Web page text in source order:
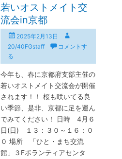
若いオストメイト交
流会in京都
投
稿
日
2025年2月13日
投
稿
20/40FGstaff
コメントす
る
今年も、春に京都府支部主催の
若いオストメイト交流会が開催
されます！！ 桜も咲いてる良
い季節、是非、京都に足を運ん
でみてください！ 日時 4月６
日(日) １３：３０～１６：０
０ 場所 「ひと・まち交流
館」３Fボランティアセンタ